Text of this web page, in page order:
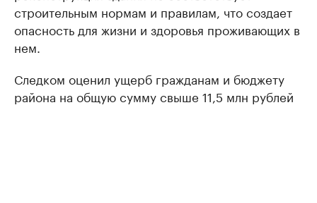
строительным нормам и правилам, что создает
опасность для жизни и здоровья проживающих в
нем.
Следком оценил ущерб гражданам и бюджету
района на общую сумму свыше 11,5 млн рублей